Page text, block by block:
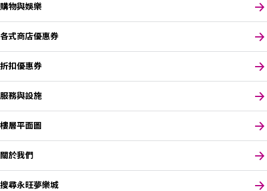
購物與娛樂
各式商店優惠券
折扣優惠券
服務與設施
樓層平面圖
關於我們
搜尋永旺夢樂城